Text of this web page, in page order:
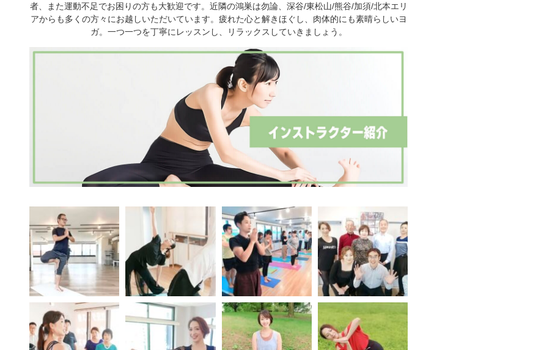
者、また運動不足でお困りの方も大歓迎です。近隣の鴻巣は勿論、深谷/東松山/熊谷/加須/北本エリ
アからも多くの方々にお越しいただいています。疲れた心と解きほぐし、肉体的にも素晴らしいヨ
ガ。一つ一つを丁寧にレッスンし、リラックスしていきましょう。